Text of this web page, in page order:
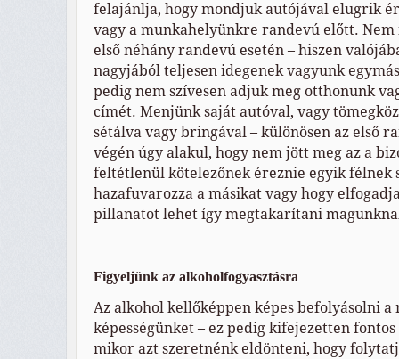
felajánlja, hogy mondjuk autójával elugrik
vagy a munkahelyünkre randevú előtt. Nem
első néhány randevú esetén – hiszen
nagyjából teljesen idegenek vagyunk
pedig nem szívesen adjuk meg otthonunk
címét. Menjünk saját autóval, vagy
sétálva vagy bringával – különösen az első
végén úgy alakul, hogy nem jött meg az a
feltétlenül kötelezőnek éreznie egyik félnek
hazafuvarozza a másikat vagy hogy
pillanatot lehet így megtakarítani
Figyeljünk az alkoholfogyasztásra
Az alkohol kellőképpen képes befolyásolni a
képességünket – ez pedig kifejezetten
mikor azt szeretnénk eldönteni, hogy